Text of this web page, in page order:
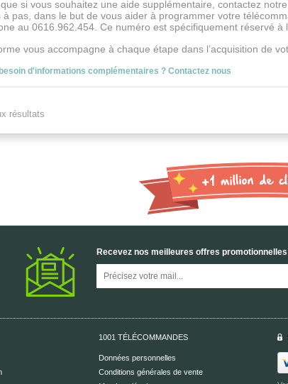
si vous souhaitez une aide supplémentaire, contactez
à pas, dans le but de vous aider à programmer votre
au 0616.962.454. Ce numéro est spécifiquement réservé à
vous accompagne à chaque étape dans l’acquisition de
d'informations complémentaires ? Contactez nous
résultats
Recevez nos meilleures offres
1001 TÉLÉCOMMANDES
Données personnelles
Conditions générales de vente